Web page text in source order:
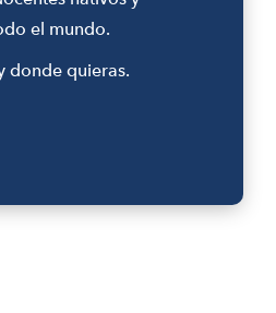
el mundo.
donde quieras.